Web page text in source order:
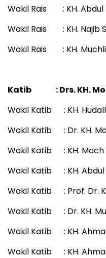
Wakil Rais : KH. Abdul
Wakil Rais : KH. Najib
Wakil Rais : KH.
Katib : Drs. KH.
Wakil Katib : KH.
Wakil Katib : Dr. KH.
Wakil Katib : KH. Moch
Wakil Katib : KH. Abdul
Wakil Katib : Prof. Dr.
Wakil Katib : Dr. KH.
Wakil Katib : KH.
Wakil Katib : KH.